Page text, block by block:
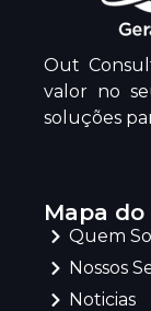
Out
valor no
soluções
Mapa do
Quem
Nossos
Noticias